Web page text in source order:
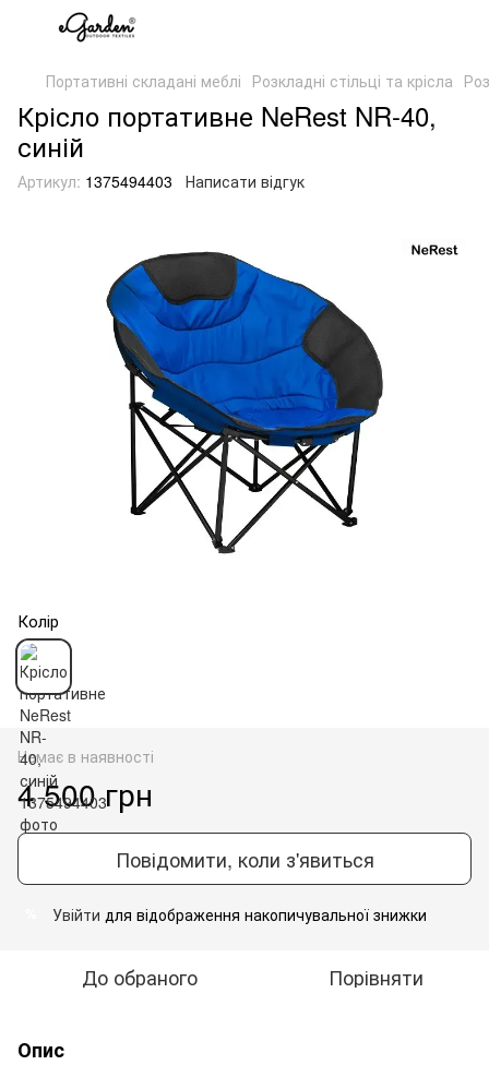
Портативні складані меблі Розкладні стільці та крісла
Крісло портативне NeRest NR-40,
синій
Артикул: 1375494403 Написати відгук
Колір
Немає в наявності
4 500 грн
Повідомити, коли з'явиться
Увійти для відображення накопичувальної знижки
До обраного Порівняти
Опис